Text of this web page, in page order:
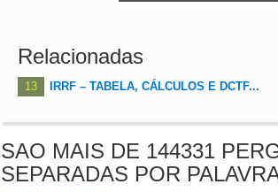
Relacionadas
13 IRRF – TABELA, CÁLCULOS E DCTF...
SAO MAIS DE 144331
SEPARADAS POR